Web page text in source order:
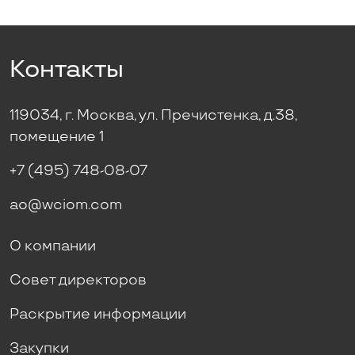
Контакты
119034, г. Москва, ул. Пречистенка, д.38,
помещение 1
+7 (495) 748-08-07
ao@wciom.com
О компании
Совет директоров
Раскрытие информации
Закупки